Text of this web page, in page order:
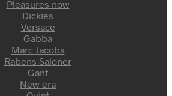
Pleasures now
Dickies
Versace
Gabba
Marc Jacobs
Rabens Saloner
Gant
New era